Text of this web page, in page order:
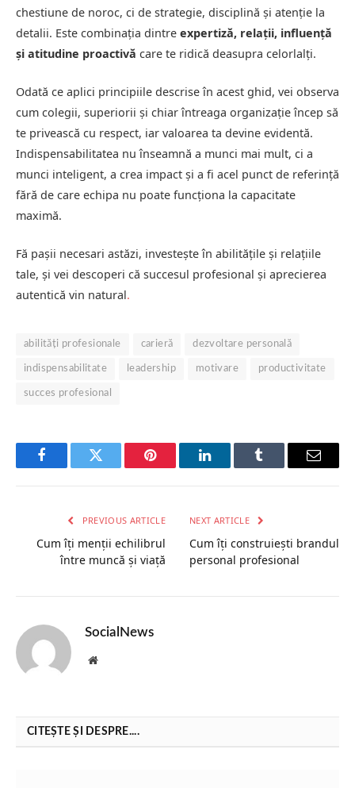
chestiune de noroc, ci de strategie, disciplină și atenție la
detalii. Este combinația dintre expertiză, relații, influență
și atitudine proactivă care te ridică deasupra celorlalți.
Odată ce aplici principiile descrise în acest ghid, vei observa
cum colegii, superiorii și chiar întreaga organizație încep să
te privească cu respect, iar valoarea ta devine evidentă.
Indispensabilitatea nu înseamnă a munci mai mult, ci a
munci inteligent, a crea impact și a fi acel punct de referință
fără de care echipa nu poate funcționa la capacitate
maximă.
Fă pașii necesari astăzi, investește în abilitățile și relațiile
tale, și vei descoperi că succesul profesional și aprecierea
autentică vin natural.
abilități profesionale carieră dezvoltare personală
indispensabilitate leadership motivare productivitate
succes profesional
FacebookTwitter Pinterest LinkedInTumblr Email
PREVIOUS ARTICLE
Cum îți menții echilibrul
între muncă și viață
NEXT ARTICLE
Cum îți construiești brandul
personal profesional
SocialNews
Website
CITEȘTE ȘI DESPRE....